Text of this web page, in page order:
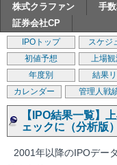
株式クラファン
手
証券会社CP
IPOトップ スケジ
初値予想
上場
年度別
結果
カレンダー
管理人戦
【IPO結果一覧】
ェックに（分析版）
2001年以降のIPOデー